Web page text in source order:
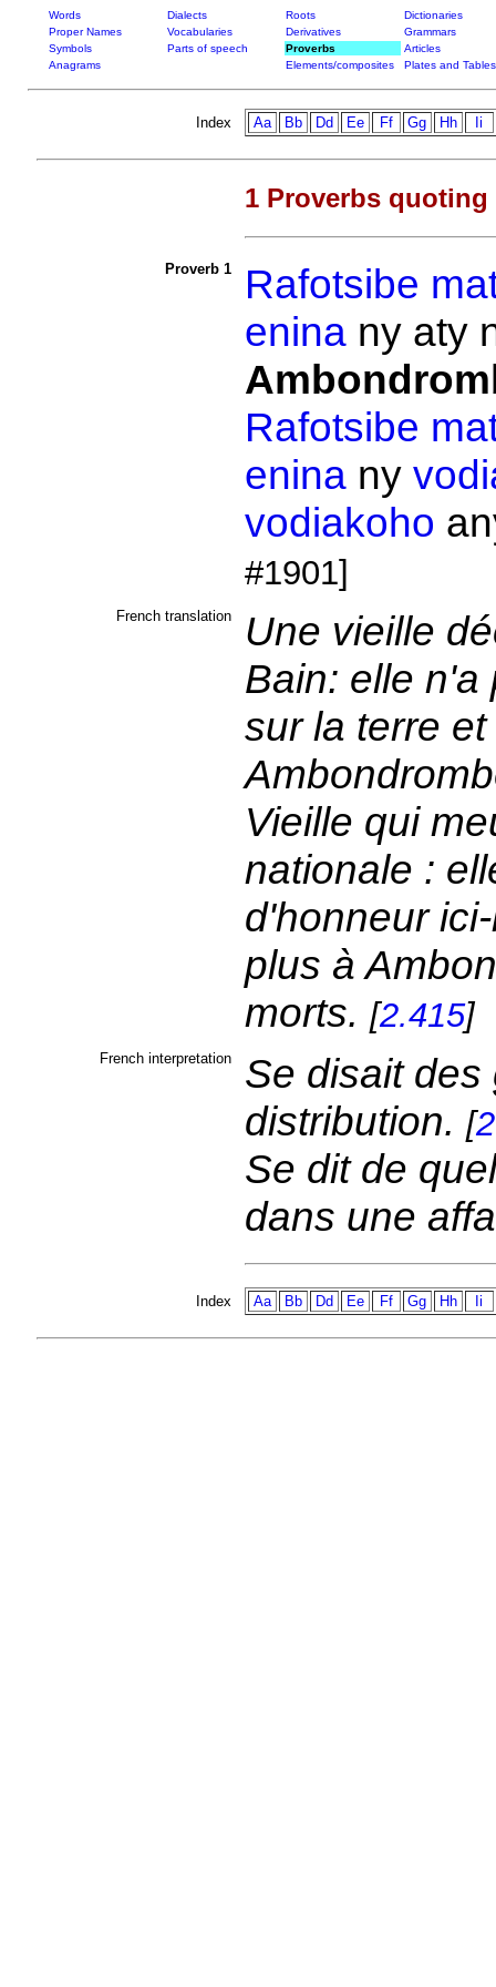
Words Dialects Roots
Dictionaries
Proper Names
Vocabularies Derivatives
Grammars
Symbols
Parts of speech Proverbs
Articles
Anagrams
Elements/composites Plates and Tables
Index Aa Bb Dd Ee Ff Gg Hh Ii
1 Proverbs
Proverb 1 Rafotsibe
eninany aty
Rafotsibe
eninany
vodiakoho
#1901]
French translation
Une vieille
Bain: elle n'a
sur la terre
Vieille qui
nationale :
d'honneur
plus à
morts. [2.415]
French interpretation
Se disait
distribution. [
Se dit de
dans une
Index Aa Bb Dd Ee Ff Gg Hh Ii